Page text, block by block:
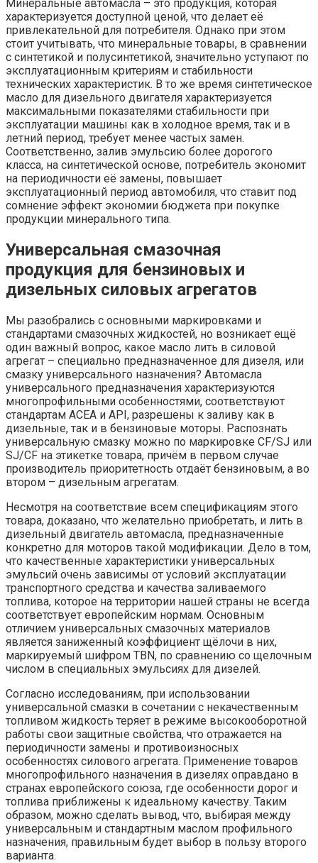
Минеральные автомасла – это продукция, которая
характеризуется доступной ценой, что делает её
привлекательной для потребителя. Однако при этом
стоит учитывать, что минеральные товары, в сравнении
с синтетикой и полусинтетикой, значительно уступают по
эксплуатационным критериям и стабильности
технических характеристик. В то же время синтетическое
масло для дизельного двигателя характеризуется
максимальными показателями стабильности при
эксплуатации машины как в холодное время, так и в
летний период, требует менее частых замен.
Соответственно, залив эмульсию более дорогого
класса, на синтетической основе, потребитель экономит
на периодичности её замены, повышает
эксплуатационный период автомобиля, что ставит под
сомнение эффект экономии бюджета при покупке
продукции минерального типа.
Универсальная смазочная
продукция для бензиновых и
дизельных силовых агрегатов
Мы разобрались с основными маркировками и
стандартами смазочных жидкостей, но возникает ещё
один важный вопрос, какое масло лить в силовой
агрегат – специально предназначенное для дизеля, или
смазку универсального назначения? Автомасла
универсального предназначения характеризуются
многопрофильными особенностями, соответствуют
стандартам ACEA и API, разрешены к заливу как в
дизельные, так и в бензиновые моторы. Распознать
универсальную смазку можно по маркировке CF/SJ или
SJ/CF на этикетке товара, причём в первом случае
производитель приоритетность отдаёт бензиновым, а во
втором – дизельным агрегатам.
Несмотря на соответствие всем спецификациям этого
товара, доказано, что желательно приобретать, и лить в
дизельный двигатель автомасла, предназначенные
конкретно для моторов такой модификации. Дело в том,
что качественные характеристики универсальных
эмульсий очень зависимы от условий эксплуатации
транспортного средства и качества заливаемого
топлива, которое на территории нашей страны не всегда
соответствует европейским нормам. Основным
отличием универсальных смазочных материалов
является заниженный коэффициент щёлочи в них,
маркируемый шифром TBN, по сравнению со щелочным
числом в специальных эмульсиях для дизелей.
Согласно исследованиям, при использовании
универсальной смазки в сочетании с некачественным
топливом жидкость теряет в режиме высокооборотной
работы свои защитные свойства, что отражается на
периодичности замены и противоизносных
особенностях силового агрегата. Применение товаров
многопрофильного назначения в дизелях оправдано в
странах европейского союза, где особенности дорог и
топлива приближены к идеальному качеству. Таким
образом, можно сделать вывод, что, выбирая между
универсальным и стандартным маслом профильного
назначения, правильным будет выбор в пользу второго
варианта.